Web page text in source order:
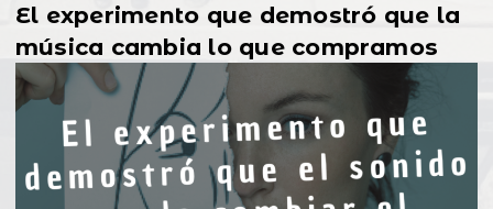
El experimento que demostró que la
música cambia lo que compramos